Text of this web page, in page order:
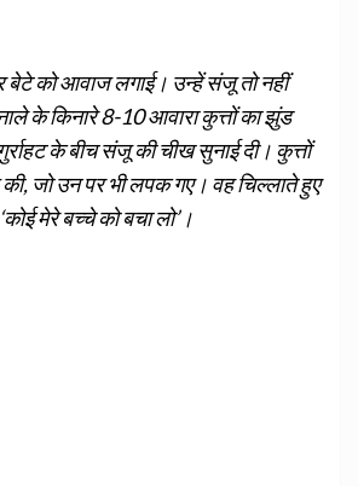
को आवाज लगाई। उन्हें संजू तो नहीं
के किनारे 8-10 आवारा कुत्तों का झुंड
के बीच संजू की चीख सुनाई दी। कुत्तों
जो उन पर भी लपक गए। वह चिल्लाते हुए
मेरे बच्चे को बचा लो’।